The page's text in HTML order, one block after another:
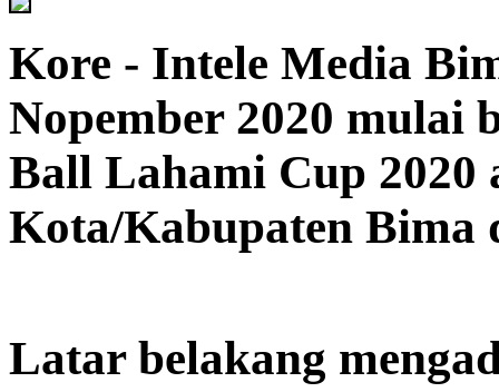
Kore - Intele Media
Nopember 2020 mulai
Ball Lahami Cup 2020
Kota/Kabupaten Bima
Latar belakang